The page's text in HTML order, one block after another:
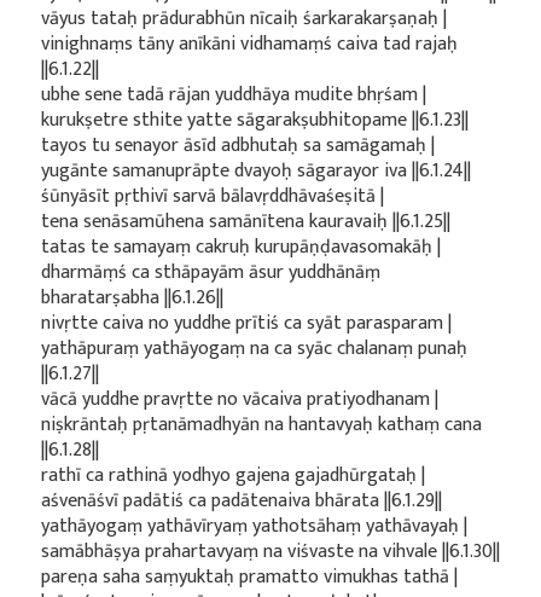
vāyus tataḥ prādurabhūn nīcaiḥ śarkarakarṣaṇaḥ |
vinighnaṃs tāny anīkāni vidhamaṃś caiva tad rajaḥ
||6.1.22||
ubhe sene tadā rājan yuddhāya mudite bhṛśam |
kurukṣetre sthite yatte sāgarakṣubhitopame ||6.1.23||
tayos tu senayor āsīd adbhutaḥ sa samāgamaḥ |
yugānte samanuprāpte dvayoḥ sāgarayor iva ||6.1.24||
śūnyāsīt pṛthivī sarvā bālavṛddhāvaśeṣitā |
tena senāsamūhena samānītena kauravaiḥ ||6.1.25||
tatas te samayaṃ cakruḥ kurupāṇḍavasomakāḥ |
dharmāṃś ca sthāpayām āsur yuddhānāṃ
bharatarṣabha ||6.1.26||
nivṛtte caiva no yuddhe prītiś ca syāt parasparam |
yathāpuraṃ yathāyogaṃ na ca syāc chalanaṃ punaḥ
||6.1.27||
vācā yuddhe pravṛtte no vācaiva pratiyodhanam |
niṣkrāntaḥ pṛtanāmadhyān na hantavyaḥ kathaṃ cana
||6.1.28||
rathī ca rathinā yodhyo gajena gajadhūrgataḥ |
aśvenāśvī padātiś ca padātenaiva bhārata ||6.1.29||
yathāyogaṃ yathāvīryaṃ yathotsāhaṃ yathāvayaḥ |
samābhāṣya prahartavyaṃ na viśvaste na vihvale ||6.1.30||
pareṇa saha saṃyuktaḥ pramatto vimukhas tathā |